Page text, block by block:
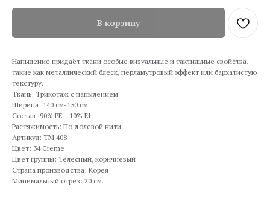
В корзину
Напыление придаёт ткани особые визуальные и тактильные свойства,
такие как металлический блеск, перламутровый эффект или бархатистую
текстуру.
Ткань: Трикотаж с напылением
Ширина: 140 см-150 см
Состав: 90% PE - 10% EL
Растяжимость: По долевой нити
Артикул: TM 408
Цвет: 34 Creme
Цвет группы: Телесный, коричневый
Страна производства: Корея
Минимальный отрез: 20 см.